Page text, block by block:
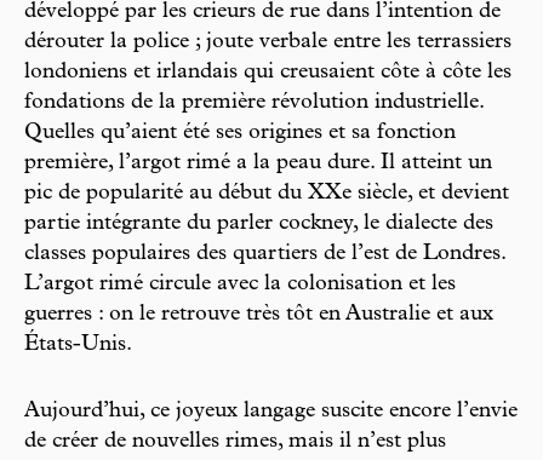
développé par les crieurs de rue dans l’intention de
dérouter la police ; joute verbale entre les terrassiers
londoniens et irlandais qui creusaient côte à côte les
fondations de la première révolution industrielle.
Quelles qu’aient été ses origines et sa fonction
première, l’argot rimé a la peau dure. Il atteint un
pic de popularité au début du XXe siècle, et devient
partie intégrante du parler cockney, le dialecte des
classes populaires des quartiers de l’est de Londres.
L’argot rimé circule avec la colonisation et les
guerres : on le retrouve très tôt en Australie et aux
États-Unis.
Aujourd’hui, ce joyeux langage suscite encore l’envie
de créer de nouvelles rimes, mais il n’est plus